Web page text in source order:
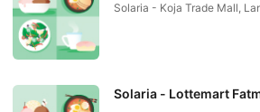
Solaria - Koja Trade Mall,
Solaria - Lottemart